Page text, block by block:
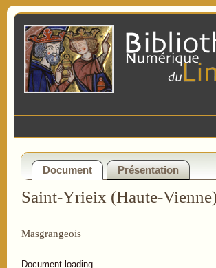
Document Présentation
Saint-Yrieix (Haute-
Masgrangeois
Document loading..